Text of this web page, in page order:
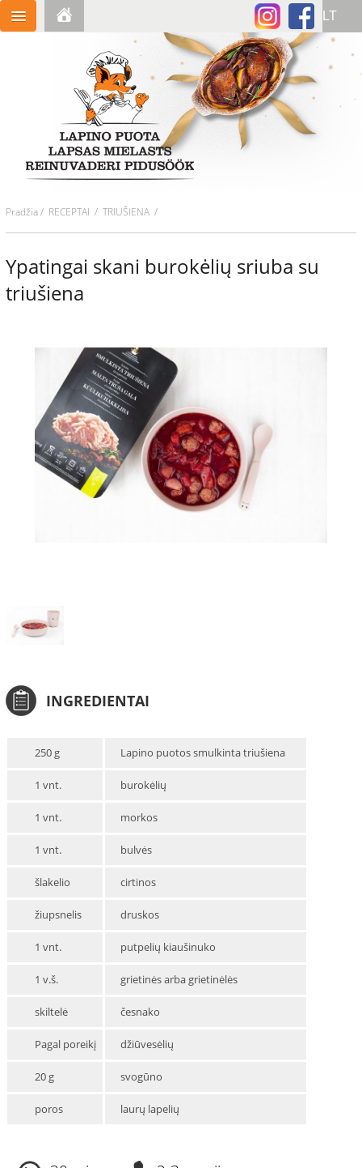
Pradžia/ RECEPTAI / TRIUŠIENA /
Ypatingai skani burokėlių sriuba su
triušiena
INGREDIENTAI
250 g Lapino puotos smulkinta triušiena
1 vnt. burokėlių
1 vnt. morkos
1 vnt. bulvės
šlakelio cirtinos
žiupsnelis druskos
1 vnt. putpelių kiaušinuko
1 v.š. grietinės arba grietinėlės
skiltelė česnako
Pagal poreikį džiūvesėlių
20 g svogūno
poros laurų lapelių